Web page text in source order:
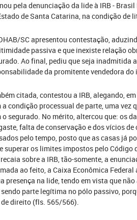
pela denunciação da lide à IRB -
de Santa Catarina, na condição
SC apresentou contestação,
passiva e que inexiste relação
Ao final, pediu que seja inadmitida
da promitente vendedora
citada, contestou a IRB, alegando,
a condição processual de parte, uma
o segurado. No mérito, altercou que: os
falta de conservação e dos vícios
pelo tempo, posto que as casas já
superar os limites impostos pelo Código
sobre a IRB, tão-somente, a
ao feito, a Caixa Econômica
presença na lide, tendo em vista que
parte legítima no pólo passivo,
direito (fls. 565/566).